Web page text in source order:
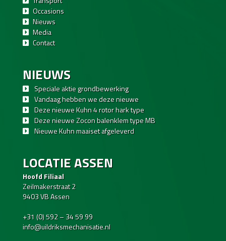
Occasions
Nieuws
Media
Contact
NIEUWS
Speciale aktie grondbewerking
Vandaag hebben we deze nieuwe
Deze nieuwe Kuhn 4 rotor hark type
Deze nieuwe Zocon balenklem type MB
Nieuwe Kuhn maaiset afgeleverd
LOCATIE ASSEN
Hoofd Filiaal
Zeilmakerstraat 2
9403 VB Assen
+31 (0) 592 – 34 59 99
info@uildriksmechanisatie.nl